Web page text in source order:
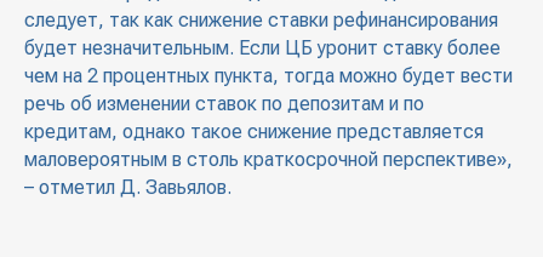
следует, так как снижение ставки рефинансирования
будет незначительным. Если ЦБ уронит ставку более
чем на 2 процентных пункта, тогда можно будет вести
речь об изменении ставок по депозитам и по
кредитам, однако такое снижение представляется
маловероятным в столь краткосрочной перспективе»,
– отметил Д. Завьялов.